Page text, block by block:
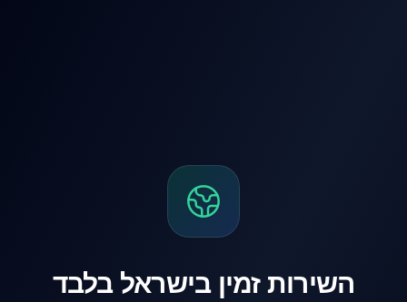
השירות זמין בישראל בלבד